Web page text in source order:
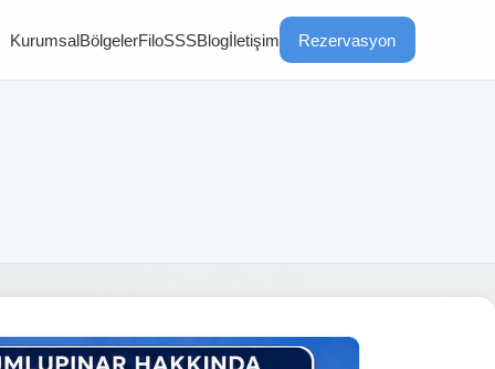
KurumsalBölgelerFiloSSSBlogİletişim Rezervasyon